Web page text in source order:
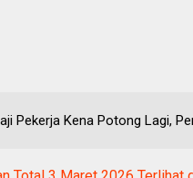
Pekerja Kena Potong Lagi,